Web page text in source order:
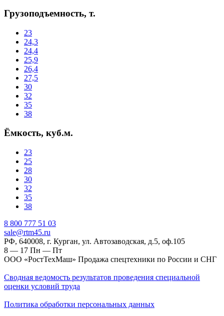
Грузоподъемность, т.
23
24,3
24,4
25,9
26,4
27,5
30
32
35
38
Ёмкость, куб.м.
23
25
28
30
32
35
38
‎8 800 777 51 03
sale@rtm45.ru
РФ, 640008, г. Курган, ул. Автозаводская, д.5, оф.105
8 — 17 Пн — Пт
ООО «РостТехМаш» Продажа спецтехники по России и СНГ
Сводная ведомость результатов проведения специальной
оценки условий труда
Политика обработки персональных данных